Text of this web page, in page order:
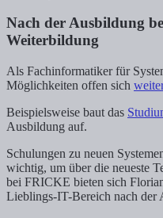
Nach der Ausbildung
Weiterbildung
Als Fachinformatiker für
Möglichkeiten offen sich
Beispielsweise baut das
Ausbildung auf.
Schulungen zu neuen
wichtig, um über die neueste
bei FRICKE bieten sich
Lieblings-IT-Bereich nach der